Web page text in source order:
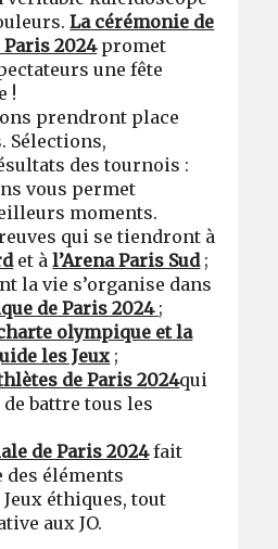
La cérémonie de
Paris 2024promet
une fête
!
prendront place
Sélections,
des tournois :
vous permet
moments.
qui se tiendront à
et àl’Arena Paris Sud;
la vie s’organise dans
de Paris 2024 ;
olympique et la
les Jeux ;
de Paris 2024qui
battre tous les
de Paris 2024fait
éléments
éthiques, tout
aux JO.